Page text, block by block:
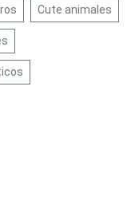
Сute animales